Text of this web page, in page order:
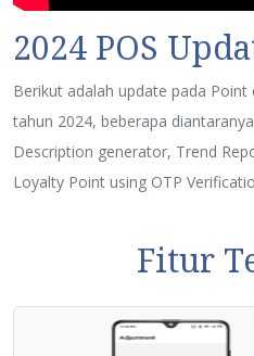
2024 POS
Berikut adalah update pada
tahun 2024, beberapa
Description generator, Trend
Loyalty Point using OTP
Fitur